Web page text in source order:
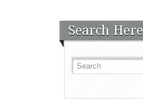
Search Here